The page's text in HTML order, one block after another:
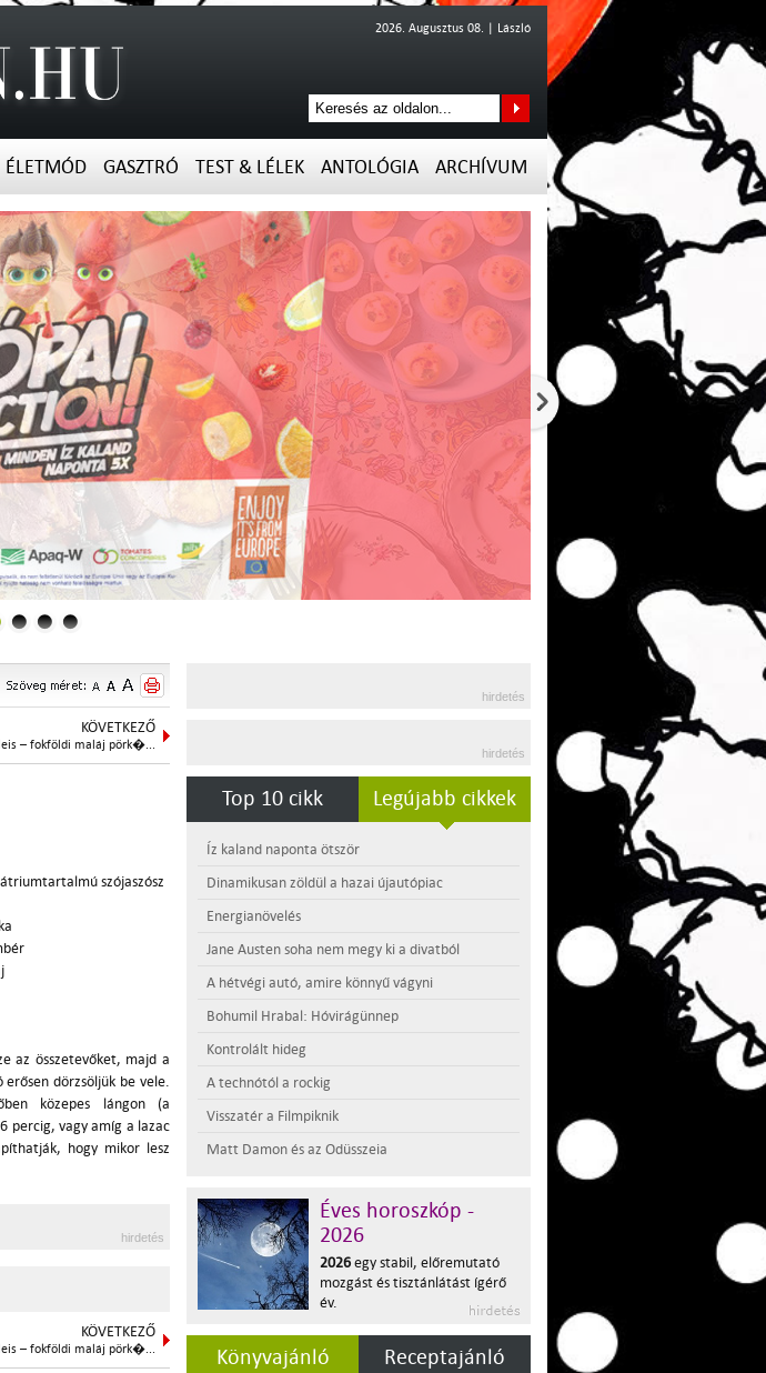
2026. Augusztus 08. | László
ÉLETMÓD GASZTRÓ TEST & LÉLEK ANTOLÓGIA ARCHÍVUM
KÖVETKEZŐ
– fokföldi maláj pörk�...
szójaszósz
az összetevőket, majd a
dörzsöljük be vele.
közepes lángon (a
percig, vagy amíg a lazac
hogy mikor lesz
hirdetés
KÖVETKEZŐ
– fokföldi maláj pörk�...
hirdetés
hirdetés
Top 10 cikk Legújabb cikkek
Íz kaland naponta ötször
Dinamikusan zöldül a hazai újautópiac
Energianövelés
Jane Austen soha nem megy ki a divatból
A hétvégi autó, amire könnyű vágyni
Bohumil Hrabal: Hóvirágünnep
Kontrolált hideg
A technótól a rockig
Visszatér a Filmpiknik
Matt Damon és az Odüsszeia
Éves horoszkóp -
2026
2026 egy stabil, előremutató
mozgást és tisztánlátást ígérő
év.
Könyvajánló Receptajánló